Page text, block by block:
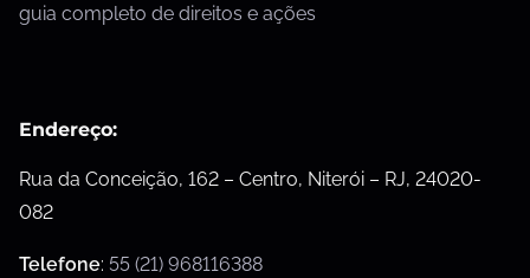
guia completo de direitos e ações
Endereço:
Rua da Conceição, 162 – Centro, Niterói – RJ, 24020-
082
Telefone: 55 (21) 968116388